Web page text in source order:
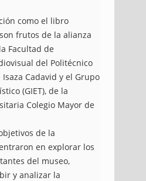
como el libro
frutos de la alianza
Facultad de
del Politécnico
Isaza Cadavid y el Grupo
(GIET), de la
Colegio Mayor de
de la
en explorar los
del museo,
y analizar la